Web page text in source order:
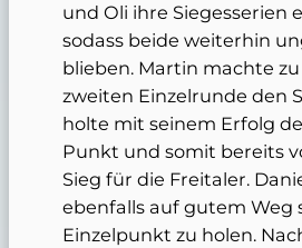
und Oli ihre Siegesserien
sodass beide weiterhin
blieben. Martin machte
zweiten Einzelrunde den
holte mit seinem Erfolg
Punkt und somit bereits
Sieg für die Freitaler.
ebenfalls auf gutem Weg
Einzelpunkt zu holen.